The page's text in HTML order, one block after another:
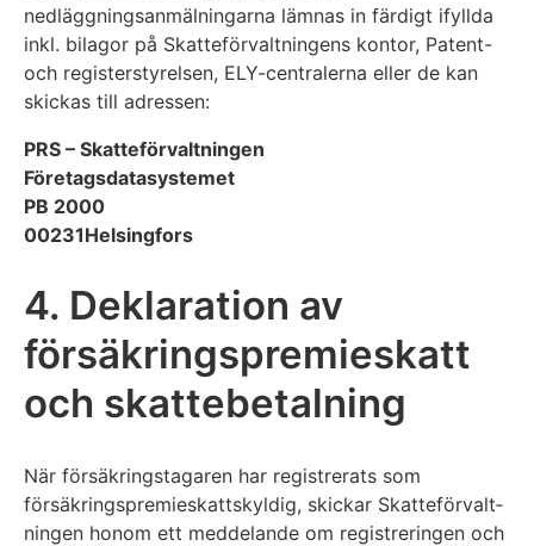
nedläggningsanmälningarna lämnas in färdigt ifyllda
inkl. bilagor på Skatteförvaltningens kontor, Patent-
och registerstyrelsen, ELY-centralerna eller de kan
skickas till adressen:
PRS – Skatteförvaltningen
Företagsdatasystemet
PB 2000
00231Helsingfors
4. Deklaration av
försäkringspremieskatt
och skattebetalning
När försäkringstagaren har registrerats som
försäkringspremieskattskyldig, skickar Skatteförvalt­
ningen honom ett meddelande om registreringen och